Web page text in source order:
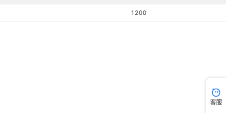
1200
客服